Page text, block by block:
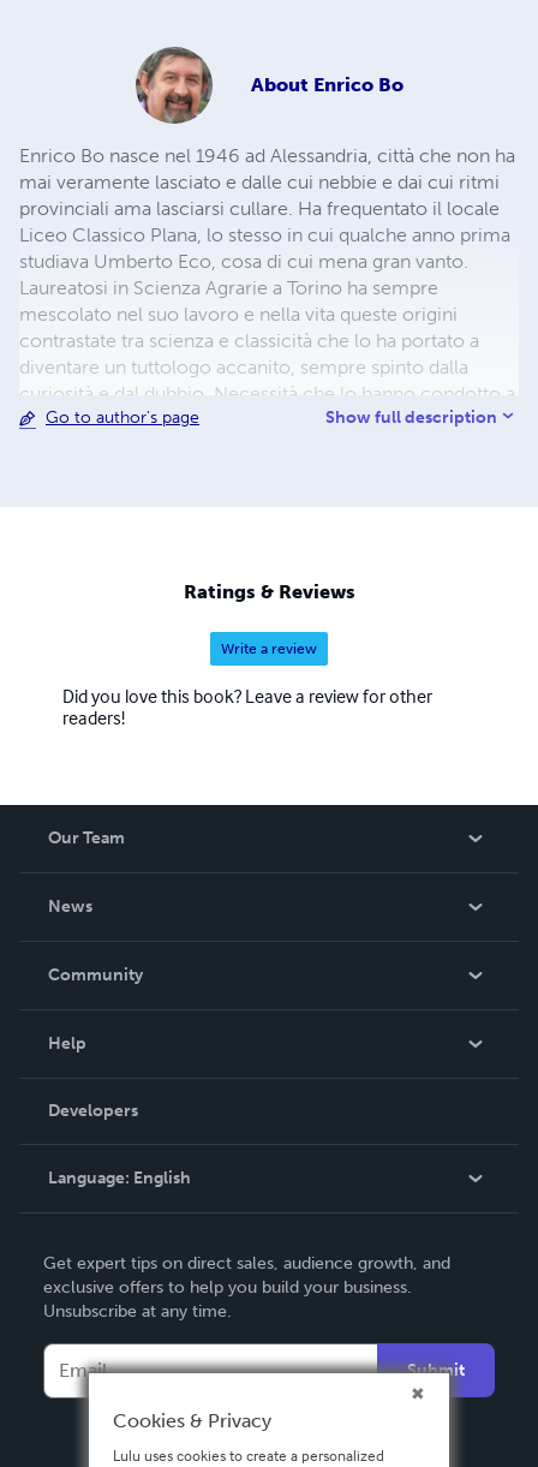
About Enrico Bo
Enrico Bo nasce nel 1946 ad Alessandria, città che non ha
mai veramente lasciato e dalle cui nebbie e dai cui ritmi
provinciali ama lasciarsi cullare. Ha frequentato il locale
Liceo Classico Plana, lo stesso in cui qualche anno prima
studiava Umberto Eco, cosa di cui mena gran vanto.
Laureatosi in Scienza Agrarie a Torino ha sempre
mescolato nel suo lavoro e nella vita queste origini
contrastate tra scienza e classicità che lo ha portato a
diventare un tuttologo accanito, sempre spinto dalla
curiosità e dal dubbio. Necessità che lo hanno condotto a
lungo in giro per il mondo, cercando di capire senza
nella ricerca e nei ricordi di emozioni passate e presenti.
Go to author's page Show full description
Ratings & Reviews
Write a review
Did you love this book? Leave a review for other
readers!
Our Team
News
In The News
Community
Podcast
Help
Order Lookup
Knowledge Base
Contact Support
Developers
Language: English
Deutsch
Français
Italiano
Español
Get expert tips on direct sales, audience growth, and
exclusive offers to help you build your business.
Unsubscribe at any time.
Submit
Cookies & Privacy
Lulu uses cookies to create a personalized